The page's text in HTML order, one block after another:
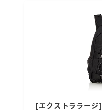
[エクストララージ